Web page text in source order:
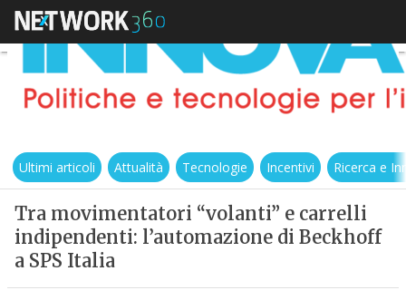
Ultimi articoli Attualità Tecnologie Incentivi Ricerca e
Tra movimentatori “volanti” e carrelli
indipendenti: l’automazione di Beckhoff
a SPS Italia